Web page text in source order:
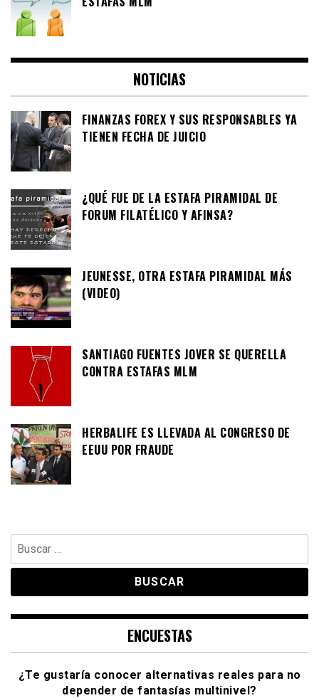
NOTICIAS
FINANZAS FOREX Y SUS RESPONSABLES YA
TIENEN FECHA DE JUICIO
¿QUÉ FUE DE LA ESTAFA PIRAMIDAL DE
FORUM FILATÉLICO Y AFINSA?
JEUNESSE, OTRA ESTAFA PIRAMIDAL MÁS
(VIDEO)
SANTIAGO FUENTES JOVER SE QUERELLA
CONTRA ESTAFAS MLM
HERBALIFE ES LLEVADA AL CONGRESO DE
EEUU POR FRAUDE
Buscar:
ENCUESTAS
¿Te gustaría conocer alternativas reales para no
depender de fantasías multinivel?